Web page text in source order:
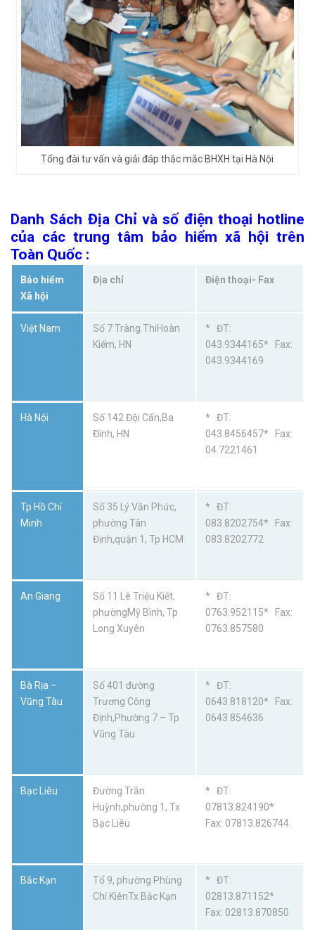
Tổng đài tư vấn và giải đáp thắc mắc BHXH tại Hà Nội
Danh Sách Địa Chỉ và số điện thoại hotline
của các trung tâm bảo hiểm xã hội trên
Toàn Quốc :
Bảo hiểm
Xã hội
Địa chỉ Điện thoại- Fax
Việt Nam
Số 7 Tràng ThiHoàn
Kiếm, HN
* ĐT:
043.9344165* Fax:
043.9344169
Hà Nội
Số 142 Đội Cấn,Ba
Đình, HN
* ĐT:
043.8456457* Fax:
04.7221461
Tp Hồ Chí
Minh
Số 35 Lý Văn Phức,
phường Tân
Định,quận 1, Tp HCM
* ĐT:
083.8202754* Fax:
083.8202772
An Giang
Số 11 Lê Triệu Kiết,
phườngMỹ Bình, Tp
Long Xuyên
* ĐT:
0763.952115* Fax:
0763.857580
Bà Rịa –
Vũng Tàu
Số 401 đường
Trương Công
Định,Phường 7 – Tp
Vũng Tàu
* ĐT:
0643.818120* Fax:
0643.854636
Bạc Liêu
Đường Trần
Huỳnh,phường 1, Tx
Bạc Liêu
* ĐT:
07813.824190*
Fax: 07813.826744
Bắc Kạn
Tổ 9, phường Phùng
Chí KiênTx Bắc Kạn
* ĐT:
02813.871152*
Fax: 02813.870850